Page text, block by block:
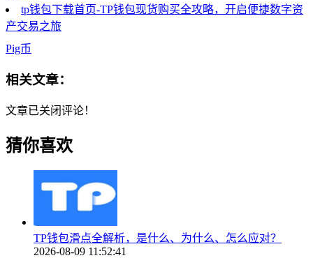
tp钱包下载首页-TP钱包现货购买全攻略，开启便捷数字资
产交易之旅
Pig币
相关文章：
文章已关闭评论！
猜你喜欢
TP钱包滑点全解析，是什么、为什么、怎么应对？
2026-08-09 11:52:41